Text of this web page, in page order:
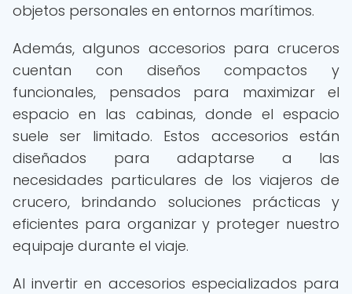
objetos personales en entornos marítimos.
Además, algunos accesorios para cruceros
cuentan con diseños compactos y
funcionales, pensados para maximizar el
espacio en las cabinas, donde el espacio
suele ser limitado. Estos accesorios están
diseñados para adaptarse a las
necesidades particulares de los viajeros de
crucero, brindando soluciones prácticas y
eficientes para organizar y proteger nuestro
equipaje durante el viaje.
Al invertir en accesorios especializados para